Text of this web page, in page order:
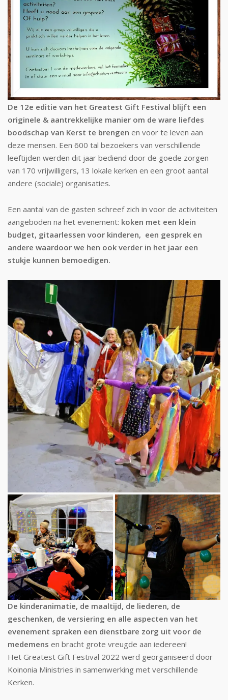
De 12e editie van het Greatest Gift Festival blijft een
originele & aantrekkelijke manier om de ware liefdes
boodschap van Kerst te brengen en voor te leven aan
deze mensen. Een 600 tal bezoekers van verschillende
leeftijden werden dit jaar bediend door de goede zorgen
van 170 vrijwilligers, 13 lokale kerken en een groot aantal
andere (sociale) organisaties.
Een aantal van de gasten schreef zich in voor de activiteiten
aangeboden na het evenement: koken met een klein
budget, gitaarlessen voor kinderen, een gesprek en
andere waardoor we hen ook verder in het jaar een
stukje kunnen bemoedigen.
De kinderanimatie, de maaltijd, de liederen, de
geschenken, de versiering en alle aspecten van het
evenement spraken een dienstbare zorg uit voor de
medemens en bracht grote vreugde aan iedereen!
Het Greatest Gift Festival 2022 werd georganiseerd door
Koinonia Ministries in samenwerking met verschillende
Kerken.